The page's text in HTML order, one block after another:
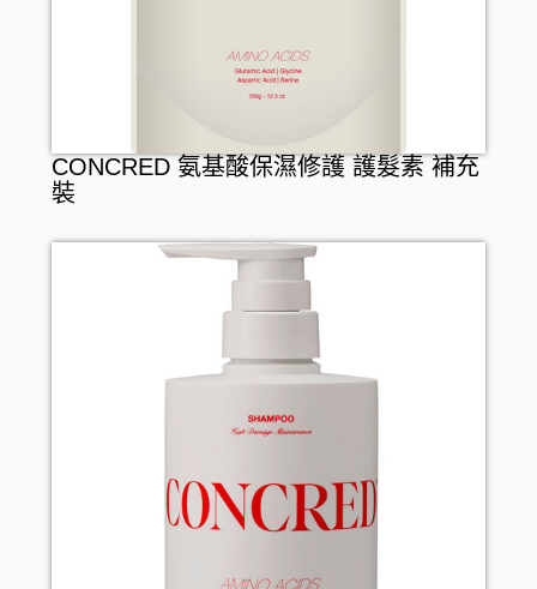
CONCRED 氨基酸保濕修護 護髮素 補充
裝